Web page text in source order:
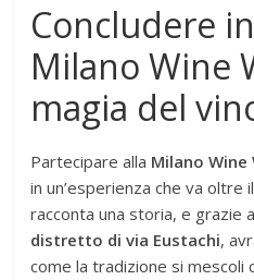
Concludere
Milano Wine
magia del
Partecipare alla Milano Wine
in un’esperienza che va oltre
racconta una storia, e grazie
distretto di via Eustachi,
come la tradizione si mescoli